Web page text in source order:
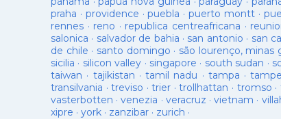
praha · providence ·puebla ·puerto montt ·
rennes · reno · republica centreafricana ·
salonica · salvador de bahia · san antonio · san
de chile · santo domingo · são lourenço, minas
sicilia · silicon valley · singapore · south sudan ·
taiwan · tajikistan ·tamil nadu · tampa ·
transilvania ·treviso ·trier ·trollhattan · tromso ·
vasterbotten ·venezia · veracruz ·vietnam ·
xipre · york · zanzibar · zurich ·